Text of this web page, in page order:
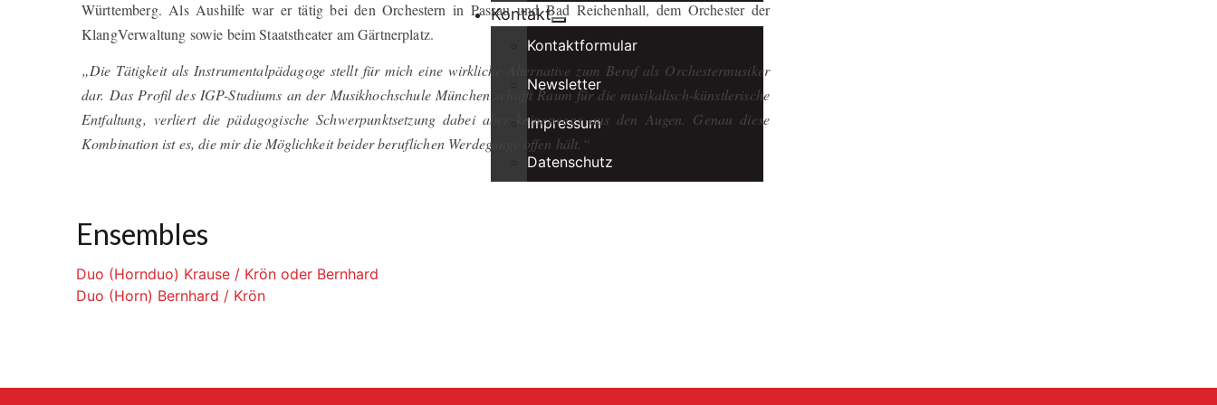
Kontakt
Kontaktformular
Newsletter
Impressum
Datenschutz
Württemberg. Als Aushilfe war er tätig bei den Orchestern in Passau und Bad Reichenhall, dem Orchester der
KlangVerwaltung sowie beim Staatstheater am Gärtnerplatz.
„Die Tätigkeit als Instrumentalpädagoge stellt für mich eine wirkliche Alternative zum Beruf als Orchestermusiker
dar. Das Profil des IGP-Studiums an der Musikhochschule München schafft Raum für die musikalisch-künstlerische
Entfaltung, verliert die pädagogische Schwerpunktsetzung dabei aber keineswegs aus den Augen. Genau diese
Kombination ist es, die mir die Möglichkeit beider beruflichen Werdegänge offen hält.“
Ensembles
Duo (Hornduo) Krause / Krön oder Bernhard
Duo (Horn) Bernhard / Krön